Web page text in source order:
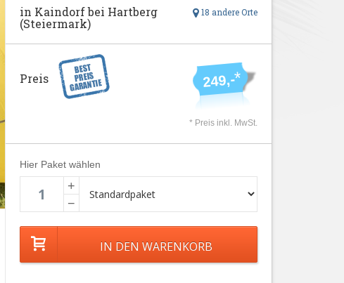
18 andere Orte
in Kaindorf bei Hartberg
(Steiermark)
249,-*
Preis
* Preis inkl. MwSt.
Hier Paket wählen
+
−